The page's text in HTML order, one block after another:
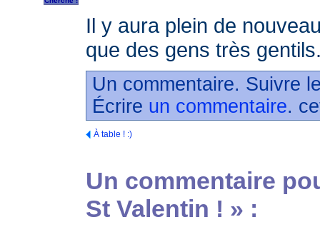
Il y aura plein de
que des gens très
Un commentaire. Suivre
Écrire un commentaire.
À table ! :)
Un commentaire
St Valentin ! » :